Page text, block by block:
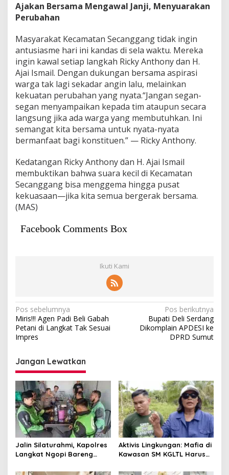
Ajakan Bersama Mengawal Janji, Menyuarakan
Perubahan
Masyarakat Kecamatan Secanggang tidak ingin
antusiasme hari ini kandas di sela waktu. Mereka
ingin kawal setiap langkah Ricky Anthony dan H.
Ajai Ismail. Dengan dukungan bersama aspirasi
warga tak lagi sekadar angin lalu, melainkan
kekuatan perubahan yang nyata.“Jangan segan-
segan menyampaikan kepada tim ataupun secara
langsung jika ada warga yang membutuhkan. Ini
semangat kita bersama untuk nyata-nyata
bermanfaat bagi konstituen.” — Ricky Anthony.
Kedatangan Ricky Anthony dan H. Ajai Ismail
membuktikan bahwa suara kecil di Kecamatan
Secanggang bisa menggema hingga pusat
kekuasaan—jika kita semua bergerak bersama.
(MAS)
Facebook Comments Box
Ikuti Kami
Navigasi
pos
Pos sebelumnya
Miris!!! Agen Padi Beli Gabah
Petani di Langkat Tak Sesuai
Impres
Pos berikutnya
Bupati Deli Serdang
Dikomplain APDESI ke
DPRD Sumut
Jangan Lewatkan
Jalin Silaturahmi, Kapolres
Langkat Ngopi Bareng
Aktivis Lingkungan: Mafia di
Kawasan SM KGLTL Harus